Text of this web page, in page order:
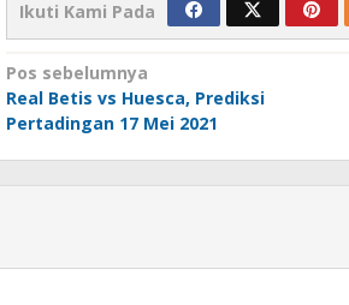
Ikuti Kami Pada
Navigasi
pos
Pos sebelumnya
Real Betis vs Huesca, Prediksi
Pertadingan 17 Mei 2021